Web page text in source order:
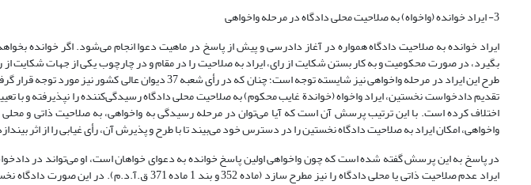
3- ایراد خوانده (واخواه) به صلاحیت محلی دادگاه در مرحله واخواهی
ایراد خوانده به صلاحیت دادگاه همواره در آغاز دادرسی و پیش از پاسخ در ماهیت دعوا انجام می‌شود. اگر خوانده
بگیرد، در صورت محکومیت و به کار بستن شکایت از رای، ایراد به صلاحیت را در مقام و در چارچوب یکی از جهات شکایت
طرح این ایراد در مرحله واخواهی نیز شایسته توجه است؛ چنان که در
تقدیم دادخواست نخستین، ایراد واخواه (خواندة غایب محکوم) به صلاحیت محلی دادگاه رسیدگی‌کننده را نپذیرفته و با
اختلاف کرده است. با این ترتیب پرسش آن است که آیا می‌توان در مرحله رسیدگی به واخواهی، به صلاحیت ذاتی و محلی
واخواهی، امکان ایراد به صلاحیت دادگاه نخستین را در دسترس خود می‌بیند تا با طرح و پذیرش آن، رأی غیابی را از اثر
در پاسخ به این پرسش گفته شده است که چون واخواهی اولین پاسخ خوانده به دعوای خواهان است، او می‌تواند در
ایراد عدم صلاحیت ذاتی یا محلی دادگاه را نیز مطرح سازد